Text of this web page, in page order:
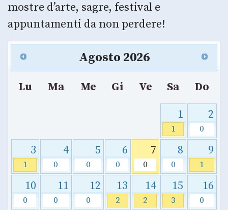
mostre d’arte, sagre, festival e
appuntamenti da non perdere!
Agosto 2026
Lu Ma Me Gi Ve Sa
Do
1
1
2
0
3
1
4
0
5
0
6
0
7
0
8
0
9
1
10
0
11
0
12
0
13
2
14
2
15
3
16
0